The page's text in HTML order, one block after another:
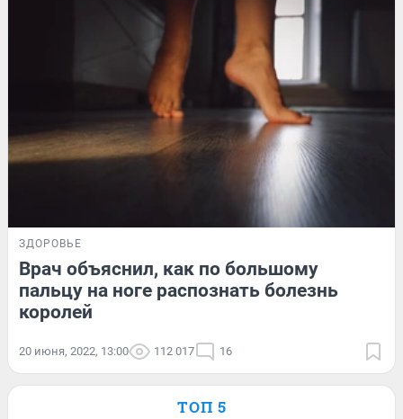
ЗДОРОВЬЕ
Врач объяснил, как по большому
пальцу на ноге распознать болезнь
королей
20 июня, 2022, 13:00 112 017 16
ТОП 5